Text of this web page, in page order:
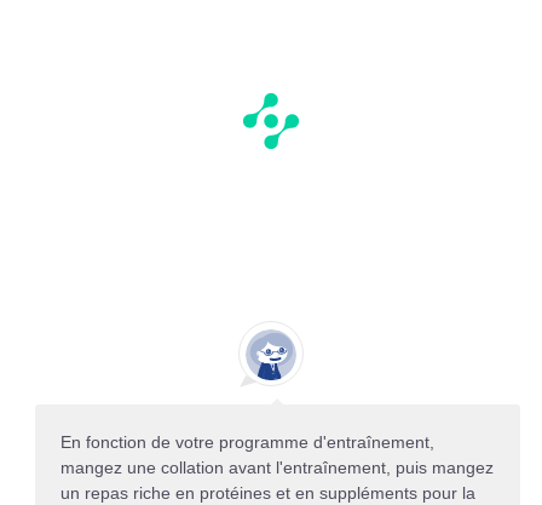
En fonction de votre programme d'entraînement,
mangez une collation avant l'entraînement, puis mangez
un repas riche en protéines et en suppléments pour la